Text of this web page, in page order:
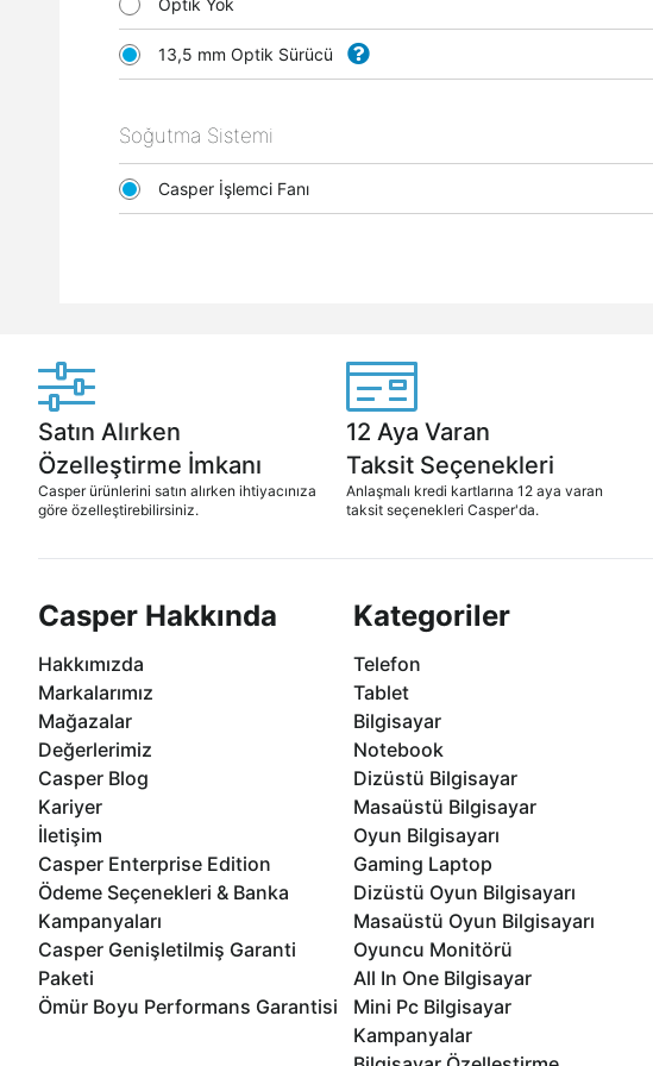
Optik Yok
13,5 mm Optik Sürücü
Soğutma Sistemi
Casper İşlemci Fanı
Satın Alırken
Özelleştirme İmkanı
Casper ürünlerini satın alırken ihtiyacınıza
göre özelleştirebilirsiniz.
12 Aya Varan
Taksit Seçenekleri
Anlaşmalı kredi kartlarına 12 aya varan
taksit seçenekleri Casper'da.
Casper Hakkında
Hakkımızda
Markalarımız
Mağazalar
Değerlerimiz
Casper Blog
Kariyer
İletişim
Casper Enterprise Edition
Ödeme Seçenekleri & Banka
Kampanyaları
Casper Genişletilmiş Garanti
Paketi
Ömür Boyu Performans Garantisi
Kategoriler
Telefon
Tablet
Bilgisayar
Notebook
Dizüstü Bilgisayar
Masaüstü Bilgisayar
Oyun Bilgisayarı
Gaming Laptop
Dizüstü Oyun Bilgisayarı
Masaüstü Oyun Bilgisayarı
Oyuncu Monitörü
All In One Bilgisayar
Mini Pc Bilgisayar
Kampanyalar